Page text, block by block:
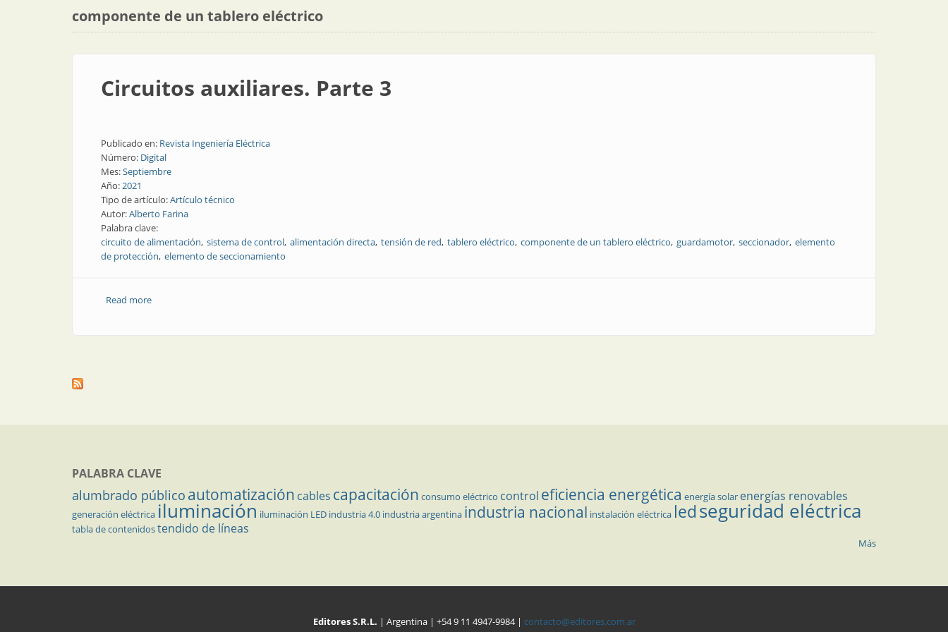
componente de un tablero eléctrico
Circuitos auxiliares. Parte 3
Publicado en: Revista Ingeniería Eléctrica
Número: Digital
Mes:Septiembre
Año:2021
Tipo de artículo:Artículo técnico
Autor:Alberto Farina
Palabra clave:
circuito de alimentación sistema de control alimentación directa tensión de red tablero eléctrico componente de un tablero eléctrico guardamotor seccionador elemento
de protección elemento de seccionamiento
Read moreabout Circuitos auxiliares. Parte 3
PALABRA CLAVE
alumbrado público automatización cables capacitación consumo eléctrico control eficiencia energética energía solar energías renovables
generación eléctrica iluminación iluminación LED industria 4.0 industria argentina industria nacional instalación eléctrica ledseguridad eléctrica
tabla de contenidostendido de líneas
Más
Editores S.R.L. | Argentina | +54 9 11 4947-9984 | contacto@editores.com.ar